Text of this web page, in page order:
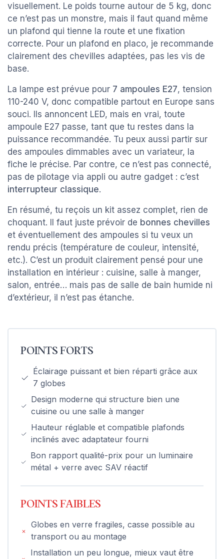
visuellement. Le poids tourne autour de 5 kg, donc
ce n’est pas un monstre, mais il faut quand même
un plafond qui tienne la route et une fixation
correcte. Pour un plafond en placo, je recommande
clairement des chevilles adaptées, pas les vis de
base.
La lampe est prévue pour 7 ampoules E27, tension
110-240 V, donc compatible partout en Europe sans
souci. Ils annoncent LED, mais en vrai, toute
ampoule E27 passe, tant que tu restes dans la
puissance recommandée. Tu peux aussi partir sur
des ampoules dimmables avec un variateur, la
fiche le précise. Par contre, ce n’est pas connecté,
pas de pilotage via appli ou autre gadget : c’est
interrupteur classique.
En résumé, tu reçois un kit assez complet, rien de
choquant. Il faut juste prévoir de bonnes chevilles
et éventuellement des ampoules si tu veux un
rendu précis (température de couleur, intensité,
etc.). C’est un produit clairement pensé pour une
installation en intérieur : cuisine, salle à manger,
salon, entrée… mais pas de salle de bain humide ni
d’extérieur, il n’est pas étanche.
POINTS FORTS
Éclairage puissant et bien réparti grâce aux
7 globes
Design moderne qui structure bien une
cuisine ou une salle à manger
Hauteur réglable et compatible plafonds
inclinés avec adaptateur fourni
Bon rapport qualité-prix pour un luminaire
métal + verre avec SAV réactif
POINTS FAIBLES
Globes en verre fragiles, casse possible au
transport ou au montage
Installation un peu longue, mieux vaut être